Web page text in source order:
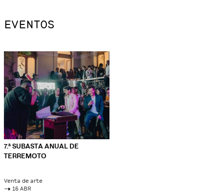
EVENTOS
7.ª SUBASTA ANUAL DE
TERREMOTO
Venta de arte
-> 16 ABR